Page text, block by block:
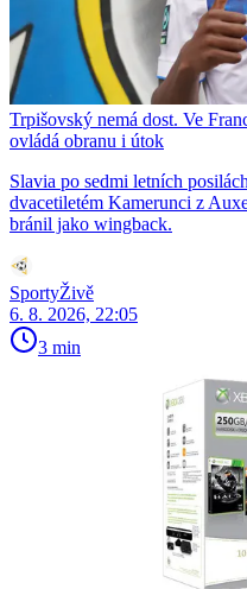
Trpišovský nemá dost. Ve
ovládá obranu i útok
Slavia po sedmi letních
dvacetiletém Kamerunci z
bránil jako wingback.
SportyŽivě
6. 8. 2026, 22:05
3 min